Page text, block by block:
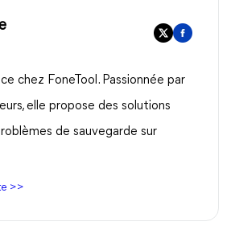
chez FoneTool. Passionnée par
elle propose des solutions
de sauvegarde sur
>>